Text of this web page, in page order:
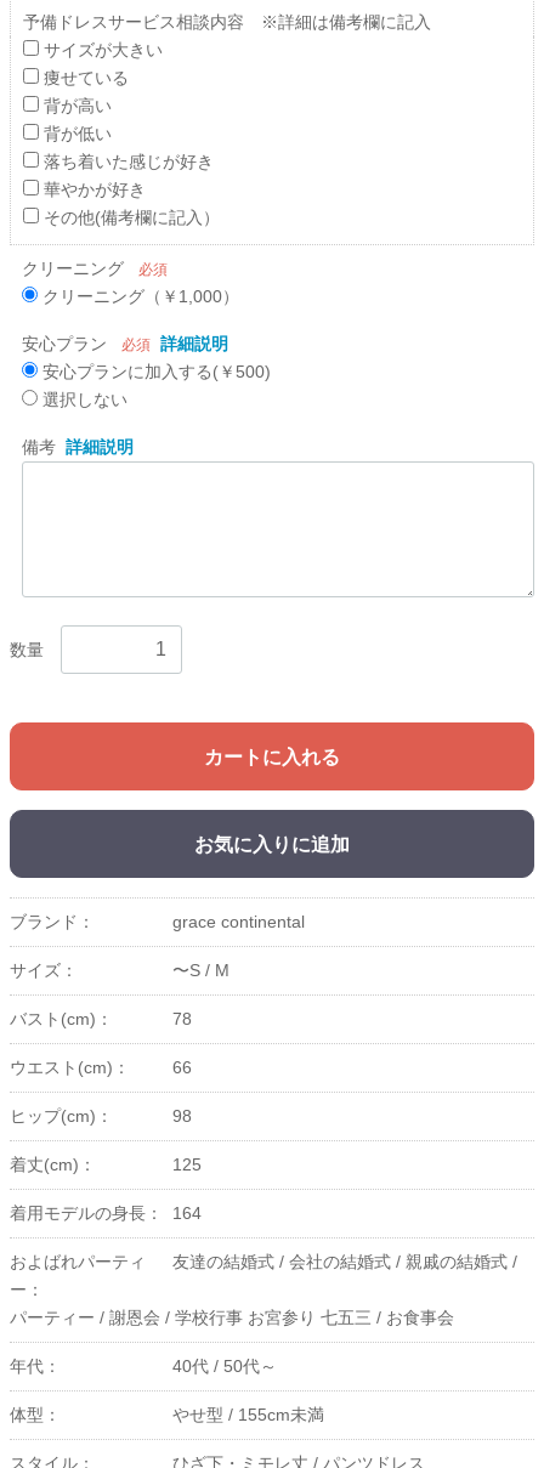
予備ドレスサービス相談内容 ※詳細は備考欄に記入
サイズが大きい
痩せている
背が高い
背が低い
落ち着いた感じが好き
華やかが好き
その他(備考欄に記入）
クリーニング 必須
クリーニング（￥1,000）
安心プラン 必須 詳細説明
安心プランに加入する(￥500)
選択しない
備考 詳細説明
数量
カートに入れる
お気に入りに追加
ブランド： grace continental
サイズ： 〜S / M
バスト(cm)： 78
ウエスト(cm)： 66
ヒップ(cm)： 98
着丈(cm)： 125
着用モデルの身長： 164
およばれパーティ
ー：
友達の結婚式 / 会社の結婚式 / 親戚の結婚式 /
パーティー / 謝恩会 / 学校行事 お宮参り 七五三 / お食事会
年代： 40代 / 50代～
体型： やせ型 / 155cm未満
スタイル： ひざ下・ミモレ丈 / パンツドレス